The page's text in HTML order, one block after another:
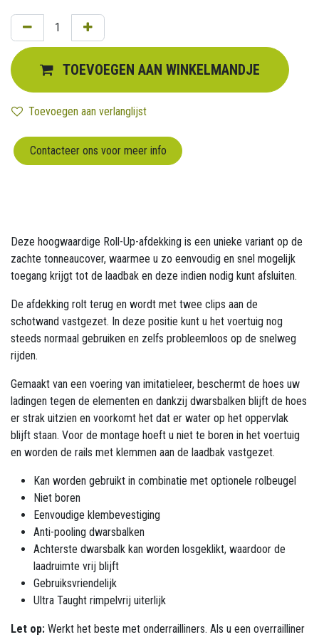
TOEVOEGEN AAN WINKELMANDJE
Toevoegen aan verlanglijst
Contacteer ons voor meer info
Deze hoogwaardige Roll-Up-afdekking is een unieke variant op de
zachte tonneaucover, waarmee u zo eenvoudig en snel mogelijk
toegang krijgt tot de laadbak en deze indien nodig kunt afsluiten.
De afdekking rolt terug en wordt met twee clips aan de
schotwand vastgezet. In deze positie kunt u het voertuig nog
steeds normaal gebruiken en zelfs probleemloos op de snelweg
rijden.
Gemaakt van een voering van imitatieleer, beschermt de hoes uw
ladingen tegen de elementen en dankzij dwarsbalken blijft de hoes
er strak uitzien en voorkomt het dat er water op het oppervlak
blijft staan. Voor de montage hoeft u niet te boren in het voertuig
en worden de rails met klemmen aan de laadbak vastgezet.
Kan worden gebruikt in combinatie met optionele rolbeugel
Niet boren
Eenvoudige klembevestiging
Anti-pooling dwarsbalken
Achterste dwarsbalk kan worden losgeklikt, waardoor de
laadruimte vrij blijft
Gebruiksvriendelijk
Ultra Taught rimpelvrij uiterlijk
Let op: Werkt het beste met onderrailliners. Als u een overrailliner